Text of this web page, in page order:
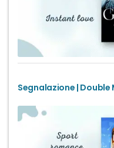
Segnalazione |